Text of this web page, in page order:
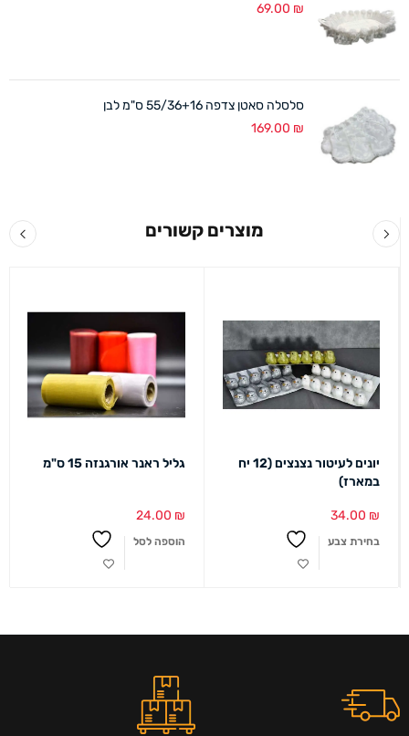
69.00 ₪
סלסלה סאטן צדפה 55/36+16 ס"מ לבן
169.00 ₪
מוצרים קשורים
יונים לעיטור נצנצים (12 יח
במארז)
34.00 ₪
בחירת צבע
גליל ראנר אורגנזה 15 ס"מ
24.00 ₪
הוספה לסל